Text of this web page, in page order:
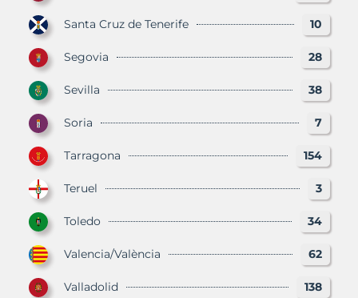
Santa Cruz de Tenerife 10
Segovia 28
Sevilla 38
Soria 7
Tarragona 154
Teruel 3
Toledo 34
Valencia/València 62
Valladolid 138